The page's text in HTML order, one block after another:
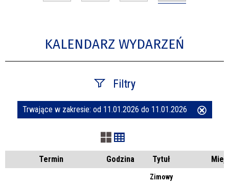
KALENDARZ WYDARZEŃ
Filtry
Szukana fraza
Kategoria
Trwające w zakresie: od 11.01.2026 do 11.01.2026
Termin Godzina Tytuł
Zimowy